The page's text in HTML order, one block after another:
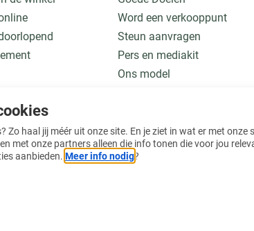
Zo haal jij méér uit onze site. En je ziet in wat er met
met onze partners alleen die info tonen die voor jou
aanbieden. Meer info nodig?
weten
Word een verkooppunt
Steun aanvragen
Pers en mediakit
Ons model
Meer weten